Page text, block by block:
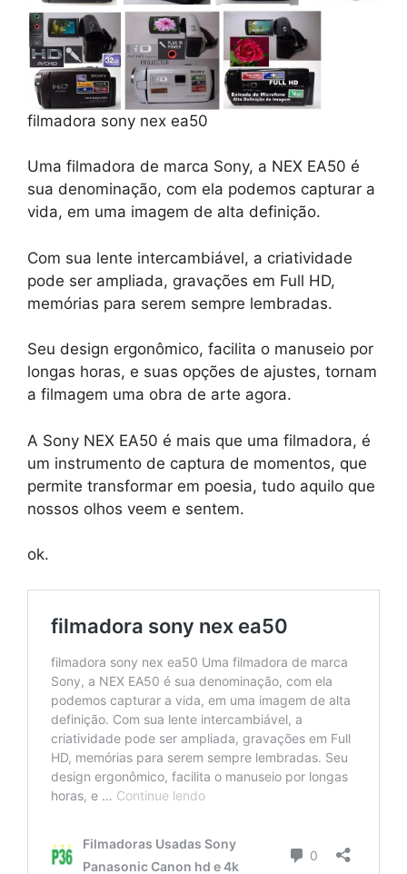
filmadora sony nex ea50
Uma filmadora de marca Sony, a NEX EA50 é
sua denominação, com ela podemos capturar a
vida, em uma imagem de alta definição.
Com sua lente intercambiável, a criatividade
pode ser ampliada, gravações em Full HD,
memórias para serem sempre lembradas.
Seu design ergonômico, facilita o manuseio por
longas horas, e suas opções de ajustes, tornam
a filmagem uma obra de arte agora.
A Sony NEX EA50 é mais que uma filmadora, é
um instrumento de captura de momentos, que
permite transformar em poesia, tudo aquilo que
nossos olhos veem e sentem.
ok.